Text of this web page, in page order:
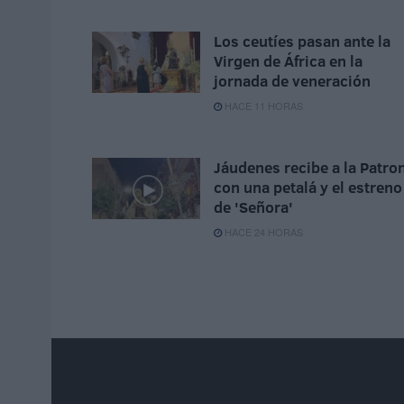
Los ceutíes pasan ante la
Virgen de África en la
jornada de veneración
HACE 11 HORAS
Jáudenes recibe a la
con una petalá y el estreno
de 'Señora'
HACE 24 HORAS